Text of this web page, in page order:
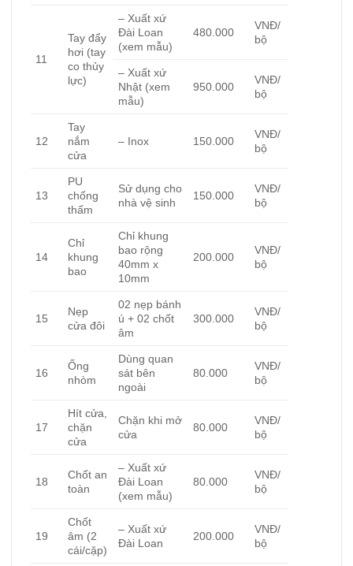
11
Tay đẩy
hơi (tay
co thủy
lực)
– Xuất xứ
Đài Loan
(xem mẫu)
480.000
VNĐ/
bộ
– Xuất xứ
Nhật (xem
mẫu)
950.000
VNĐ/
bộ
12
Tay
nắm
cửa
– Inox 150.000
VNĐ/
bộ
13
PU
chống
thấm
Sử dụng cho
nhà vệ sinh
150.000
VNĐ/
bộ
14
Chỉ
khung
bao
Chỉ khung
bao rộng
40mm x
10mm
200.000
VNĐ/
bộ
15
Nẹp
cửa đôi
02 nẹp bánh
ú + 02 chốt
âm
300.000
VNĐ/
bộ
16
Ống
nhòm
Dùng quan
sát bên
ngoài
80.000
VNĐ/
bộ
17
Hít cửa,
chặn
cửa
Chặn khi mở
cửa
80.000
VNĐ/
bộ
18
Chốt an
toàn
– Xuất xứ
Đài Loan
(xem mẫu)
80.000
VNĐ/
bộ
19
Chốt
âm (2
cái/cặp)
– Xuất xứ
Đài Loan
200.000
VNĐ/
bộ